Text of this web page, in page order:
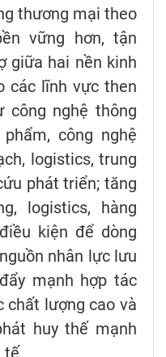
thương mại theo
vững hơn, tận
giữa hai nền kinh
các lĩnh vực then
công nghệ thông
công nghệ
logistics, trung
phát triển; tăng
logistics, hàng
kiện để dòng
nhân lực lưu
mạnh hợp tác
chất lượng cao và
huy thế mạnh
tế.